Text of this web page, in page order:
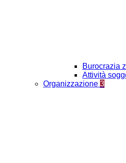
Burocrazia
Attività
Organizzazione 3